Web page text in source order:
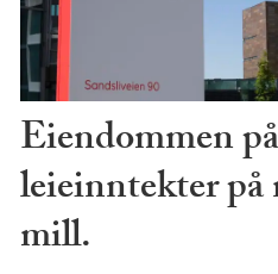
Eiendommen
leieinntekter på
mill.